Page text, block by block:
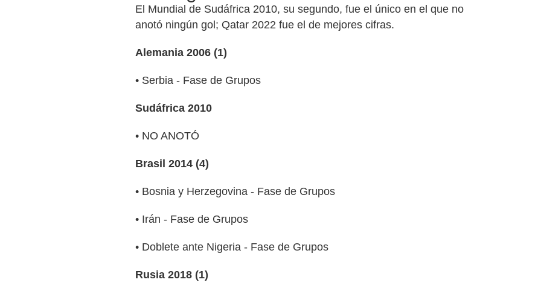
El Mundial de Sudáfrica 2010, su segundo, fue el único en el que no
anotó ningún gol; Qatar 2022 fue el de mejores cifras.
Alemania 2006 (1)
• Serbia - Fase de Grupos
Sudáfrica 2010
• NO ANOTÓ
Brasil 2014 (4)
• Bosnia y Herzegovina - Fase de Grupos
• Irán - Fase de Grupos
• Doblete ante Nigeria - Fase de Grupos
Rusia 2018 (1)